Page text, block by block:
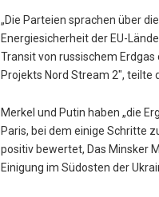
„Die Parteien sprachen über
Energiesicherheit der EU-
Transit von russischem
Projekts Nord Stream 2″, teilte
Merkel und Putin haben „die
Paris, bei dem einige Schritte
positiv bewertet, Das Minsker
Einigung im Südosten der